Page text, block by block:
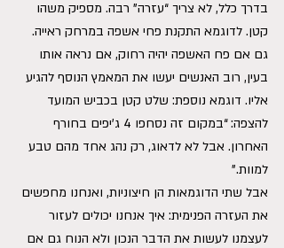
בדרך כלל, לא צריך “עזרה” רבה. מספיק משהו
קטן. לדוגמא התקנת פחי אשפה במרחק ראייה.
גם אם פח האשפה יהיה רחוק, אם נראה אותו
בעין, רוב האנשים יעשו את המאמץ הנוסף להגיע
אליו. דוגמא נוספת: שלט קטן בכביש המועד
להצפה: “במקום זה נסחפו 4 ג’יפים בחורף
האחרון. אבל לא לדאוג, רק נהג אחד מהם טבע
למוות.”
אבל שתי הדוגמאות הן חיצוניות, ואנחנו מחפשים
את העזרה הפנימית: איך אנחנו יכולים לעזור
לעצמנו לעשות את הדבר הנכון ולא הנוח גם אם